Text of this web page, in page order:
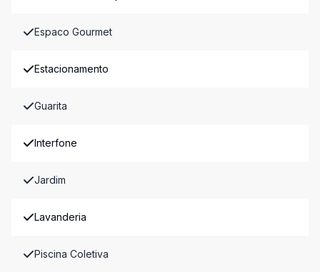
Espaco Gourmet
Estacionamento
Guarita
Interfone
Jardim
Lavanderia
Piscina Coletiva